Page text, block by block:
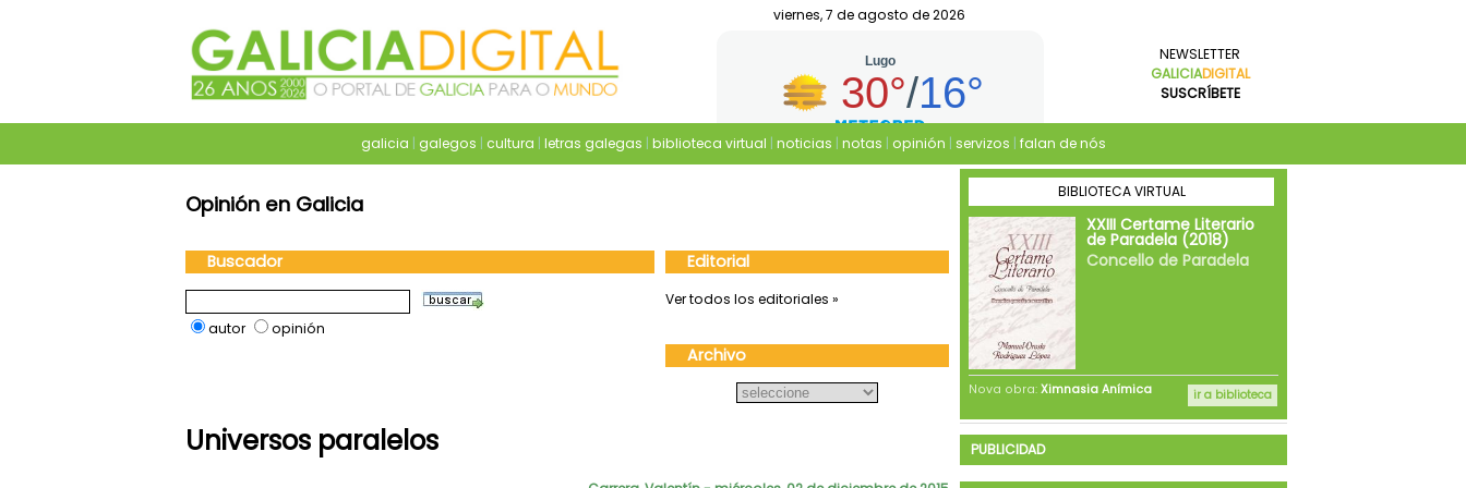
viernes, 7 de agosto de 2026
NEWSLETTER
GALICIADIGITAL
SUSCRÍBETE
galicia | galegos | cultura | letras galegas | biblioteca virtual | noticias | notas | opinión | servizos | falan de nós
Opinión en Galicia
Buscador
autor opinión
Editorial
Ver todos los editoriales »
Archivo
Universos paralelos PUBLICIDAD